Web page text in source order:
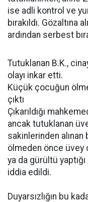
ise adli kontrol ve
bırakıldı.
ardından serbest
Tutuklanan B.K.,
olayı inkar etti.
Küçük çocuğun
çıktı
Çıkarıldığı
ancak tutuklanan
sakinlerinden
ölmeden önce üvey
ya da gürültü
iddia edildi.
Duyarsızlığın bu